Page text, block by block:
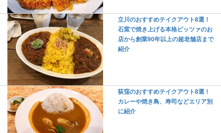
立川のおすすめテイクアウト8選！
石窯で焼き上げる本格ピッツァのお
店から創業90年以上の超老舗店まで
紹介
荻窪のおすすめテイクアウト8選！
カレーや焼き鳥、寿司などエリア別
に紹介